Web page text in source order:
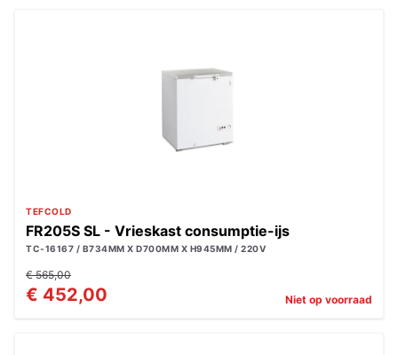
TEFCOLD
FR205S SL - Vrieskast consumptie-ijs
TC-16167 / B734MM X D700MM X H945MM / 220V
€ 565,00
€ 452,00 Niet op voorraad